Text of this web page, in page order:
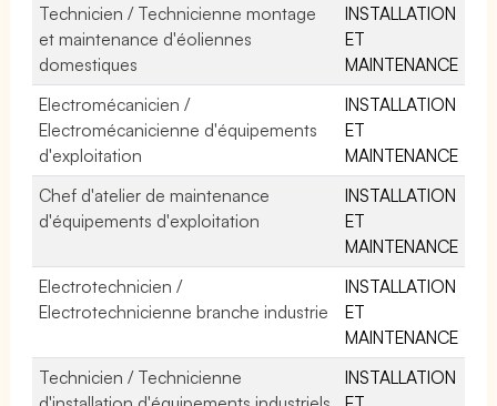
Technicien / Technicienne montage
et maintenance d'éoliennes
domestiques
INSTALLATION
ET
MAINTENANCE
Electromécanicien /
Electromécanicienne d'équipements
d'exploitation
INSTALLATION
ET
MAINTENANCE
Chef d'atelier de maintenance
d'équipements d'exploitation
INSTALLATION
ET
MAINTENANCE
Electrotechnicien /
Electrotechnicienne branche industrie
INSTALLATION
ET
MAINTENANCE
Technicien / Technicienne
INSTALLATION